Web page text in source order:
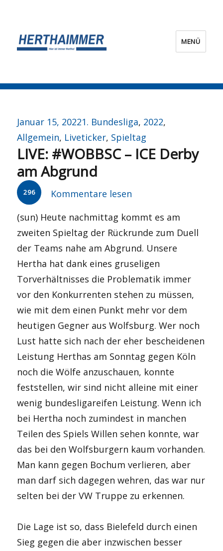
MENÜ
Veröffentlicht
am
Januar 15, 2022Kategorien
1. Bundesliga, 2022,
Allgemein, Liveticker, Spieltag
LIVE: #WOBBSC – ICE Derby
am Abgrund
296
Kommentare lesen
(sun) Heute nachmittag kommt es am
zweiten Spieltag der Rückrunde zum Duell
der Teams nahe am Abgrund. Unsere
Hertha hat dank eines gruseligen
Torverhältnisses die Problematik immer
vor den Konkurrenten stehen zu müssen,
wie mit dem einen Punkt mehr vor dem
heutigen Gegner aus Wolfsburg. Wer noch
Lust hatte sich nach der eher bescheidenen
Leistung Herthas am Sonntag gegen Köln
noch die Wölfe anzuschauen, konnte
feststellen, wir sind nicht alleine mit einer
wenig bundesligareifen Leistung. Wenn ich
bei Hertha noch zumindest in manchen
Teilen des Spiels Willen sehen konnte, war
das bei den Wolfsburgern kaum vorhanden.
Man kann gegen Bochum verlieren, aber
man darf sich dagegen wehren, das war nur
selten bei der VW Truppe zu erkennen.
Die Lage ist so, dass Bielefeld durch einen
Sieg gegen die aber inzwischen besser